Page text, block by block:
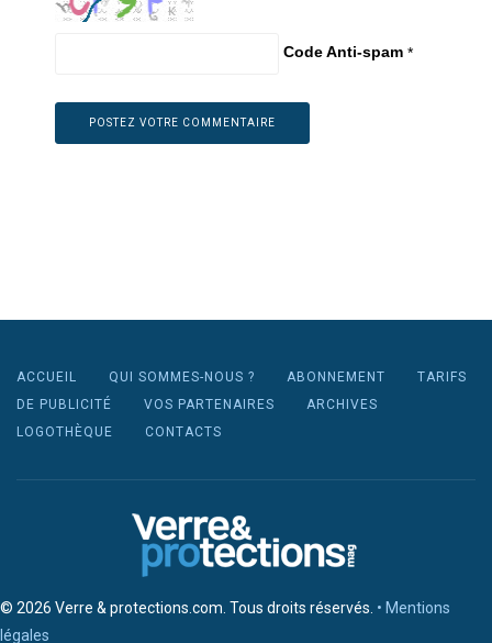
Code Anti-spam *
ACCUEIL QUI SOMMES-NOUS ? ABONNEMENT
TARIFS
DE PUBLICITÉ
VOS PARTENAIRES
ARCHIVES
LOGOTHÈQUE
CONTACTS
© 2026 Verre & protections.com. Tous droits réservés. • Mentions
légales